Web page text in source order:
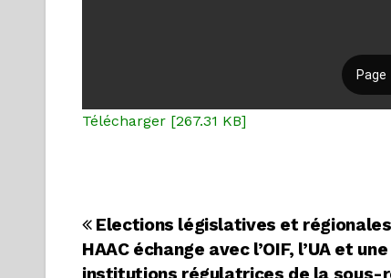
Télécharger [267.31 KB]
Navigation
de
Elections législatives et
HAAC échange avec l’OIF, l’UA et